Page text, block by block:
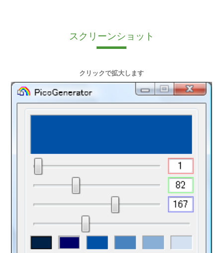
スクリーンショット
クリックで拡大します